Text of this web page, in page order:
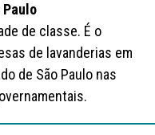
Paulo
de classe. É o
de lavanderias em
de São Paulo nas